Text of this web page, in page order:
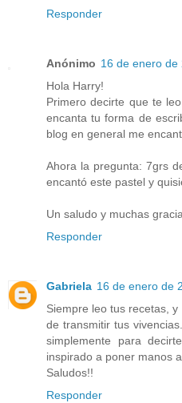
Responder
Anónimo 16 de enero de
Hola Harry!
Primero decirte que te
encanta tu forma de
blog en general me
Ahora la pregunta: 7grs
encantó este pastel y
Un saludo y muchas
Responder
Gabriela 16 de enero de
Siempre leo tus recetas,
de transmitir tus
simplemente para
inspirado a poner manos
Saludos!!
Responder